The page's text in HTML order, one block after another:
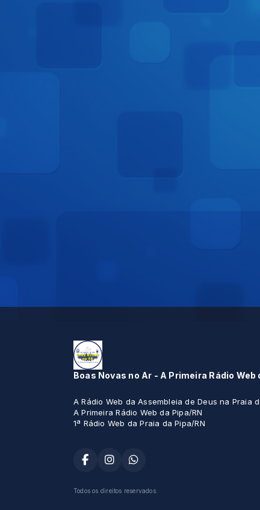
Boas Novas no Ar - A Primeira Rádio Web
A Rádio Web da Assembleia de Deus na Praia
A Primeira Rádio Web da Pipa/RN
1ª Rádio Web da Praia da Pipa/RN
Todos os direitos reservados.